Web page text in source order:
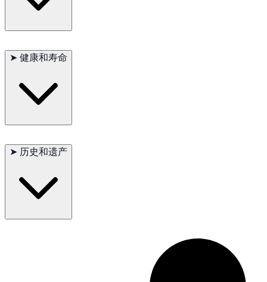
常健康，但定期的兽医检查是保持其健康的关键。提供均衡的饮
➤ 健康和寿命
次要问题：肥胖（如果过度喂养）
建议测试：定期兽医检查
寿命：12-15年
➤ 历史和遗产
速赢得了猫咪爱好者的喜爱。尽管它们看起来像野生猫，但豹猫
是温柔的家养猫。豹猫在世界各地的猫展中表现出色，并成为许